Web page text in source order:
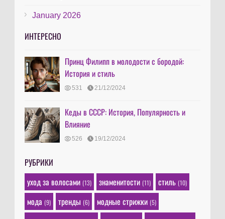
January 2026
ИНТЕРЕСНО
Принц Филипп в молодости с бородой:
История и стиль
531 21/12/2024
Кеды в СССР: История, Популярность и
Влияние
526 19/12/2024
РУБРИКИ
уход за волосами (13) знаменитости (11) стиль (10)
мода (9) тренды (6) модные стрижки (5)